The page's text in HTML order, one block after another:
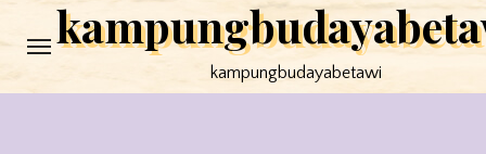
to
kampungbudayabetawi